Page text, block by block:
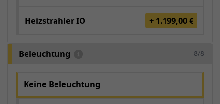
Heizstrahler IO + 1.199,00 €
Beleuchtung 8/8
Keine Beleuchtung